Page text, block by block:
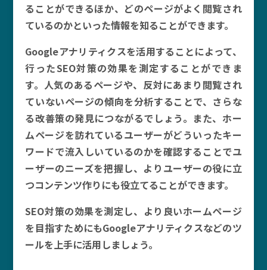
ることができるほか、どのページがよく閲覧され
ているのかといった情報を知ることができます。
Googleアナリティクスを活用することによって、
行ったSEO対策の効果を測定することができま
す。人気のあるページや、反対にあまり閲覧され
ていないページの傾向を分析することで、さらな
る改善策の発見につながるでしょう。また、ホー
ムページを訪れているユーザーがどういったキー
ワードで流入しいているのかを確認することでユ
ーザーのニーズを把握し、よりユーザーの役に立
つコンテンツ作りにも役立てることができます。
SEO対策の効果を測定し、より良いホームページ
を目指すためにもGoogleアナリティクスなどのツ
ールを上手に活用しましょう。